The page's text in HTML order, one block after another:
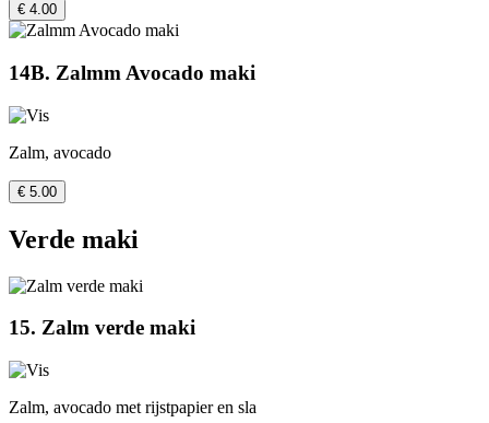
€ 4.00
14B. Zalmm Avocado maki
Zalm, avocado
€ 5.00
Verde maki
15. Zalm verde maki
Zalm, avocado met rijstpapier en sla